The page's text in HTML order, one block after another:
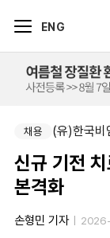
ENG
채용
채용
신규 기전
본격화
손형민 기자